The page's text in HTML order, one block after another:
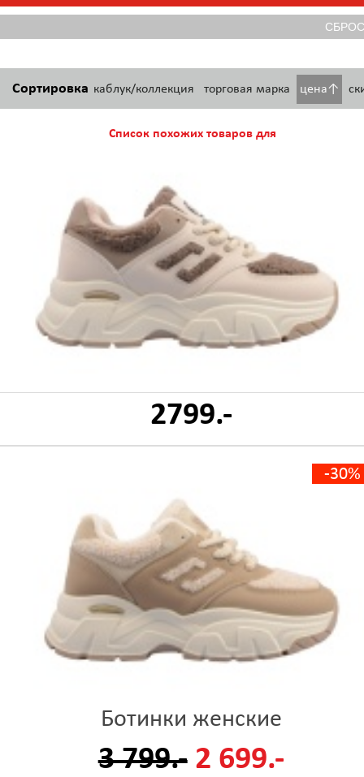
Сортировка каблук/коллекция торговая марка цена↑
Список похожих товаров для
2799.-
-30%
Ботинки женские
3 799.- 2 699.-